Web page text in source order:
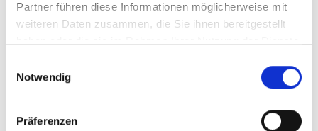
Partner führen diese Informationen möglicherweise mit
weiteren Daten zusammen, die Sie ihnen bereitgestellt
Notwendig
Präferenzen
Abgerundet wird dieses attraktive Angebot durch den
Carport sowie weitere Stellplätze direkt vor dem Haus